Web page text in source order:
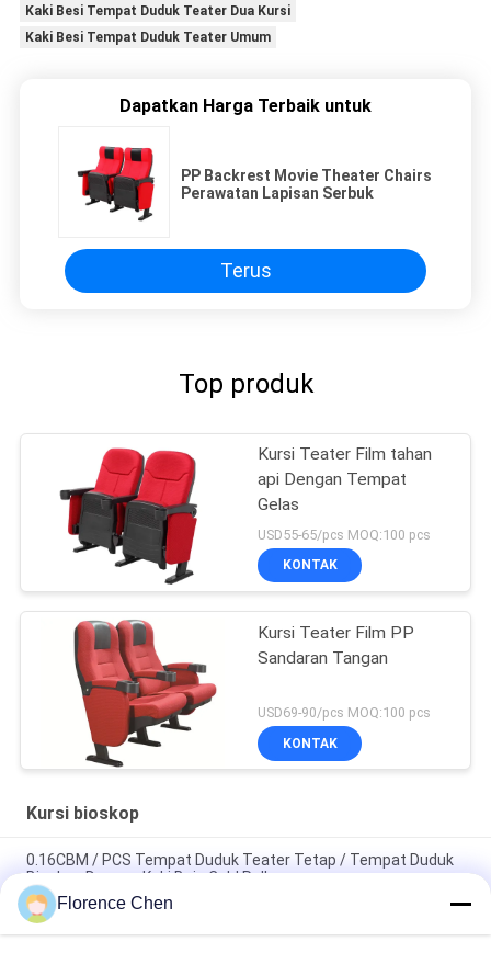
Kaki Besi Tempat Duduk Teater Dua Kursi
Kaki Besi Tempat Duduk Teater Umum
Dapatkan Harga Terbaik untuk
PP Backrest Movie Theater Chairs
Perawatan Lapisan Serbuk
Terus
Top produk
Kursi Teater Film tahan
api Dengan Tempat
Gelas
USD55-65/pcs MOQ:100 pcs
KONTAK
Kursi Teater Film PP
Sandaran Tangan
USD69-90/pcs MOQ:100 pcs
KONTAK
Kursi bioskop
0.16CBM / PCS Tempat Duduk Teater Tetap / Tempat Duduk
Bioskop Dengan Kaki Baja Cold Roll
Desain Ergonomis Persetujuan ISO Kursi Teater Film Dipasang
di Lantai
Florence Chen